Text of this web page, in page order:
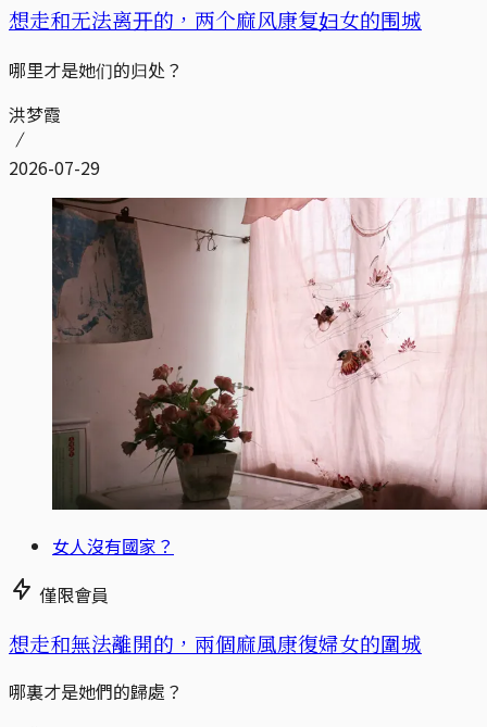
想走和无法离开的，两个麻风康复妇女的围城
哪里才是她们的归处？
洪梦霞
2026-07-29
女人沒有國家？
僅限會員
想走和無法離開的，兩個麻風康復婦女的圍城
哪裏才是她們的歸處？